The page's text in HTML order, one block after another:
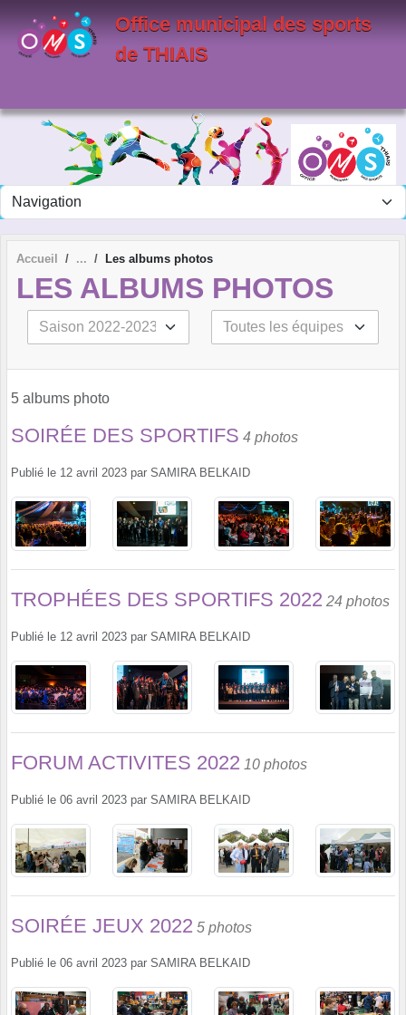
Office municipal des sports
de THIAIS
Accueil Les albums photos
LES ALBUMS PHOTOS
5 albums photo
SOIRÉE DES SPORTIFS 4 photos
Publié le 12 avril 2023 par SAMIRA BELKAID
TROPHÉES DES SPORTIFS 2022 24 photos
Publié le 12 avril 2023 par SAMIRA BELKAID
FORUM ACTIVITES 2022 10 photos
Publié le 06 avril 2023 par SAMIRA BELKAID
SOIRÉE JEUX 2022 5 photos
Publié le 06 avril 2023 par SAMIRA BELKAID
Panneau de gestion des cookies